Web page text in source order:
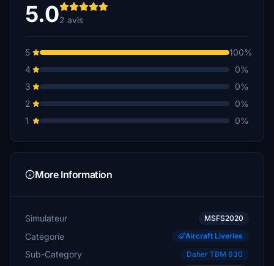
5.02 avis
5
100%
4
0%
3
0%
2
0%
1
0%
More Information
Simulateur MSFS2020
Catégorie Aircraft Liveries
Sub-Category Daher TBM 930